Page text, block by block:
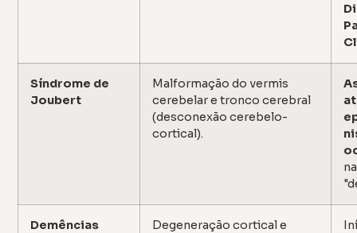
Síndrome de
Joubert
Malformação do vermis
cerebelar e tronco cerebral
(desconexão cerebelo-
cortical).
Demências
Degeneração cortical e